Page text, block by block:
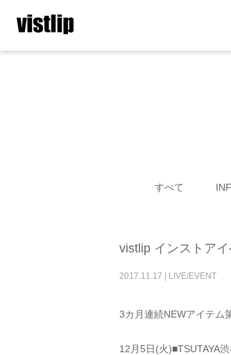
すべて
vistlip インストアイ
2017.11.17 LIVE/EVENT
3カ月連続NEWアイテム
12月5日(火)■TSUTAYA渋